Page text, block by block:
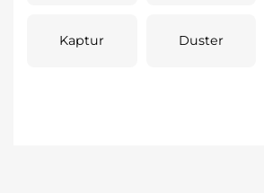
Kaptur Duster